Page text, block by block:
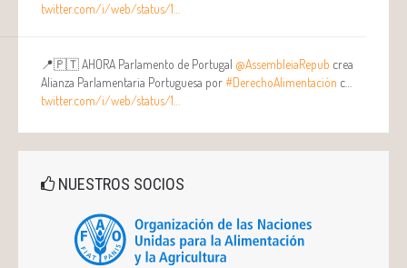
twitter.com/i/web/status/1…
📍🇵🇹 AHORA Parlamento de Portugal @AssembleiaRepub crea
Alianza Parlamentaria Portuguesa por#DerechoAlimentación c…
twitter.com/i/web/status/1…
NUESTROS SOCIOS